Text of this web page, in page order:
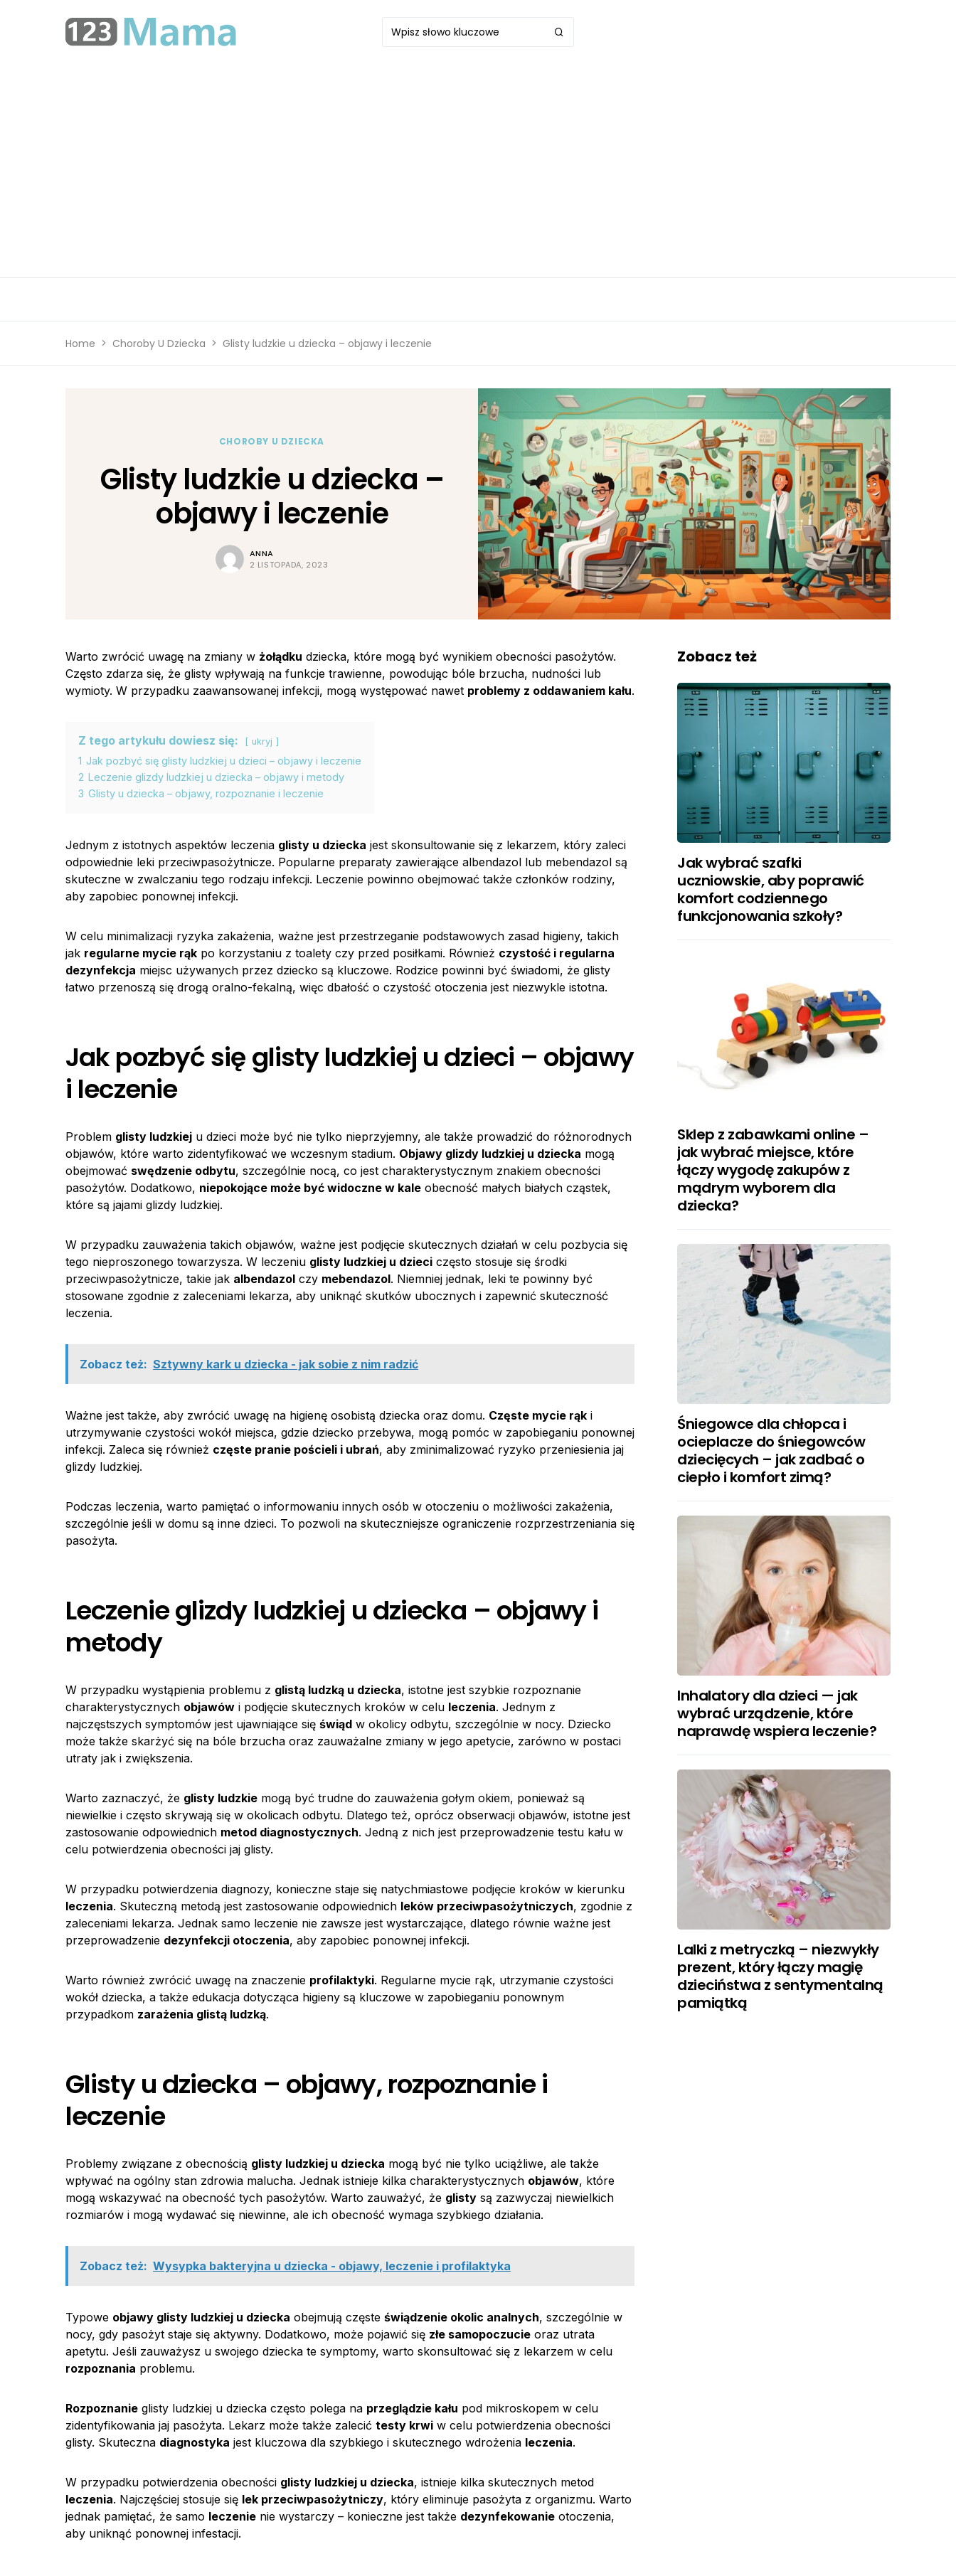
Home Choroby U Dziecka Glisty ludzkie u dziecka – objawy i leczenie
CHOROBY U DZIECKA
Glisty ludzkie u dziecka –
objawy i leczenie
ANNA
2 LISTOPADA, 2023
Warto zwrócić uwagę na zmiany w żołądku dziecka, które mogą być wynikiem obecności pasożytów.
Często zdarza się, że glisty wpływają na funkcje trawienne, powodując bóle brzucha, nudności lub
wymioty. W przypadku zaawansowanej infekcji, mogą występować nawet problemy z oddawaniem kału.
Z tego artykułu dowiesz się: ukryj
1 Jak pozbyć się glisty ludzkiej u dzieci – objawy i leczenie
2 Leczenie glizdy ludzkiej u dziecka – objawy i metody
3 Glisty u dziecka – objawy, rozpoznanie i leczenie
Jednym z istotnych aspektów leczenia glisty u dziecka jest skonsultowanie się z lekarzem, który zaleci
odpowiednie leki przeciwpasożytnicze. Popularne preparaty zawierające albendazol lub mebendazol są
skuteczne w zwalczaniu tego rodzaju infekcji. Leczenie powinno obejmować także członków rodziny,
aby zapobiec ponownej infekcji.
W celu minimalizacji ryzyka zakażenia, ważne jest przestrzeganie podstawowych zasad higieny, takich
jak regularne mycie rąk po korzystaniu z toalety czy przed posiłkami. Również czystość i regularna
dezynfekcja miejsc używanych przez dziecko są kluczowe. Rodzice powinni być świadomi, że glisty
łatwo przenoszą się drogą oralno-fekalną, więc dbałość o czystość otoczenia jest niezwykle istotna.
Jak pozbyć się glisty ludzkiej u dzieci – objawy
i leczenie
Problem glisty ludzkiej u dzieci może być nie tylko nieprzyjemny, ale także prowadzić do różnorodnych
objawów, które warto zidentyfikować we wczesnym stadium. Objawy glizdy ludzkiej u dziecka mogą
obejmować swędzenie odbytu, szczególnie nocą, co jest charakterystycznym znakiem obecności
pasożytów. Dodatkowo, niepokojące może być widoczne w kale obecność małych białych cząstek,
które są jajami glizdy ludzkiej.
W przypadku zauważenia takich objawów, ważne jest podjęcie skutecznych działań w celu pozbycia się
tego nieproszonego towarzysza. W leczeniu glisty ludzkiej u dzieci często stosuje się środki
przeciwpasożytnicze, takie jak albendazol czy mebendazol. Niemniej jednak, leki te powinny być
stosowane zgodnie z zaleceniami lekarza, aby uniknąć skutków ubocznych i zapewnić skuteczność
leczenia.
Zobacz też: Sztywny kark u dziecka - jak sobie z nim radzić
Ważne jest także, aby zwrócić uwagę na higienę osobistą dziecka oraz domu. Częste mycie rąk i
utrzymywanie czystości wokół miejsca, gdzie dziecko przebywa, mogą pomóc w zapobieganiu ponownej
infekcji. Zaleca się również częste pranie pościeli i ubrań, aby zminimalizować ryzyko przeniesienia jaj
glizdy ludzkiej.
Podczas leczenia, warto pamiętać o informowaniu innych osób w otoczeniu o możliwości zakażenia,
szczególnie jeśli w domu są inne dzieci. To pozwoli na skuteczniejsze ograniczenie rozprzestrzeniania się
pasożyta.
Leczenie glizdy ludzkiej u dziecka – objawy i
metody
W przypadku wystąpienia problemu z glistą ludzką u dziecka, istotne jest szybkie rozpoznanie
charakterystycznych objawów i podjęcie skutecznych kroków w celu leczenia. Jednym z
najczęstszych symptomów jest ujawniające się świąd w okolicy odbytu, szczególnie w nocy. Dziecko
może także skarżyć się na bóle brzucha oraz zauważalne zmiany w jego apetycie, zarówno w postaci
utraty jak i zwiększenia.
Warto zaznaczyć, że glisty ludzkie mogą być trudne do zauważenia gołym okiem, ponieważ są
niewielkie i często skrywają się w okolicach odbytu. Dlatego też, oprócz obserwacji objawów, istotne jest
zastosowanie odpowiednich metod diagnostycznych. Jedną z nich jest przeprowadzenie testu kału w
celu potwierdzenia obecności jaj glisty.
W przypadku potwierdzenia diagnozy, konieczne staje się natychmiastowe podjęcie kroków w kierunku
leczenia. Skuteczną metodą jest zastosowanie odpowiednich leków przeciwpasożytniczych, zgodnie z
zaleceniami lekarza. Jednak samo leczenie nie zawsze jest wystarczające, dlatego równie ważne jest
przeprowadzenie dezynfekcji otoczenia, aby zapobiec ponownej infekcji.
Warto również zwrócić uwagę na znaczenie profilaktyki. Regularne mycie rąk, utrzymanie czystości
wokół dziecka, a także edukacja dotycząca higieny są kluczowe w zapobieganiu ponownym
przypadkom zarażenia glistą ludzką.
Glisty u dziecka – objawy, rozpoznanie i
leczenie
Problemy związane z obecnością glisty ludzkiej u dziecka mogą być nie tylko uciążliwe, ale także
wpływać na ogólny stan zdrowia malucha. Jednak istnieje kilka charakterystycznych objawów, które
mogą wskazywać na obecność tych pasożytów. Warto zauważyć, że glisty są zazwyczaj niewielkich
rozmiarów i mogą wydawać się niewinne, ale ich obecność wymaga szybkiego działania.
Zobacz też: Wysypka bakteryjna u dziecka - objawy, leczenie i profilaktyka
Typowe objawy glisty ludzkiej u dziecka obejmują częste świądzenie okolic analnych, szczególnie w
nocy, gdy pasożyt staje się aktywny. Dodatkowo, może pojawić się złe samopoczucie oraz utrata
apetytu. Jeśli zauważysz u swojego dziecka te symptomy, warto skonsultować się z lekarzem w celu
rozpoznania problemu.
Rozpoznanie glisty ludzkiej u dziecka często polega na przeglądzie kału pod mikroskopem w celu
zidentyfikowania jaj pasożyta. Lekarz może także zalecić testy krwi w celu potwierdzenia obecności
glisty. Skuteczna diagnostyka jest kluczowa dla szybkiego i skutecznego wdrożenia leczenia.
W przypadku potwierdzenia obecności glisty ludzkiej u dziecka, istnieje kilka skutecznych metod
leczenia. Najczęściej stosuje się lek przeciwpasożytniczy, który eliminuje pasożyta z organizmu. Warto
jednak pamiętać, że samo leczenie nie wystarczy – konieczne jest także dezynfekowanie otoczenia,
aby uniknąć ponownej infestacji.
Zobacz też
Jak wybrać szafki
uczniowskie, aby poprawić
komfort codziennego
funkcjonowania szkoły?
Sklep z zabawkami online –
jak wybrać miejsce, które
łączy wygodę zakupów z
mądrym wyborem dla
dziecka?
Śniegowce dla chłopca i
ocieplacze do śniegowców
dziecięcych – jak zadbać o
ciepło i komfort zimą?
Inhalatory dla dzieci — jak
wybrać urządzenie, które
naprawdę wspiera leczenie?
Lalki z metryczką – niezwykły
prezent, który łączy magię
dzieciństwa z sentymentalną
pamiątką